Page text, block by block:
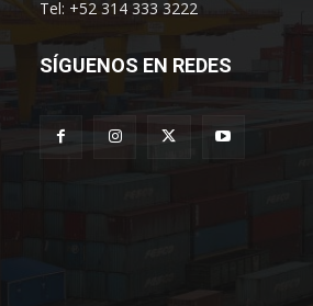
Tel: +52 314 333 3222
SÍGUENOS EN REDES